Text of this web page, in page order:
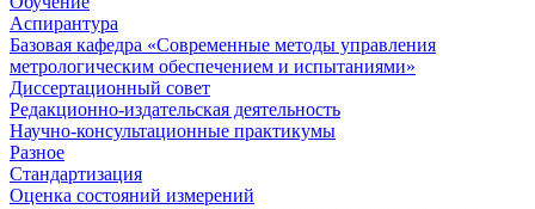
Аспирантура
Базовая кафедра «Современные методы управления
метрологическим обеспечением и испытаниями»
Диссертационный совет
Редакционно-издательская деятельность
Научно-консультационные практикумы
Разное
Стандартизация
Оценка состояний измерений